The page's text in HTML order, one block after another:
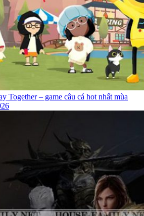
Together – game câu cá hot nhất mùa